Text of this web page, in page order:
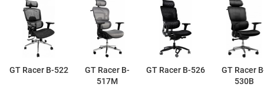
GT Racer B-522
GT Racer B-
517M
GT Racer B-526
GT Racer
530B